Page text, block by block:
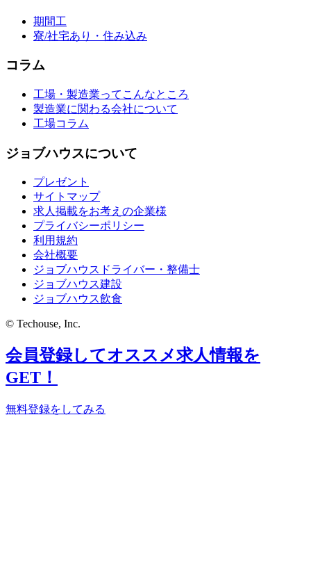
期間工
寮/社宅あり・住み込み
コラム
工場・製造業ってこんなところ
製造業に関わる会社について
工場コラム
ジョブハウスについて
プレゼント
サイトマップ
求人掲載をお考えの企業様
プライバシーポリシー
利用規約
会社概要
ジョブハウスドライバー・整備士
ジョブハウス建設
ジョブハウス飲食
© Techouse, Inc.
会員登録してオススメ求人情報を
GET！
無料登録をしてみる